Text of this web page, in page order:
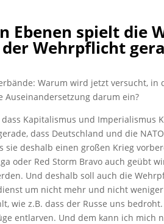
Ebenen spielt die
Wehrpflicht
Warum wird jetzt versucht,
darum ein?
Kapitalismus und
dass Deutschland und die
deshalb einen großen Krieg
oder Red Storm Bravo auch geübt
Und deshalb soll auch die
um nicht mehr und nicht
wie z.B. dass der Russe uns
entlarven. Und dem kann ich mich